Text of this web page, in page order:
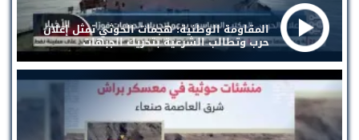
المقاومة الوطنية: هجمات الحوثي تمثل إعلان
حرب وتطالب الشرعية بتحريك الجبهات